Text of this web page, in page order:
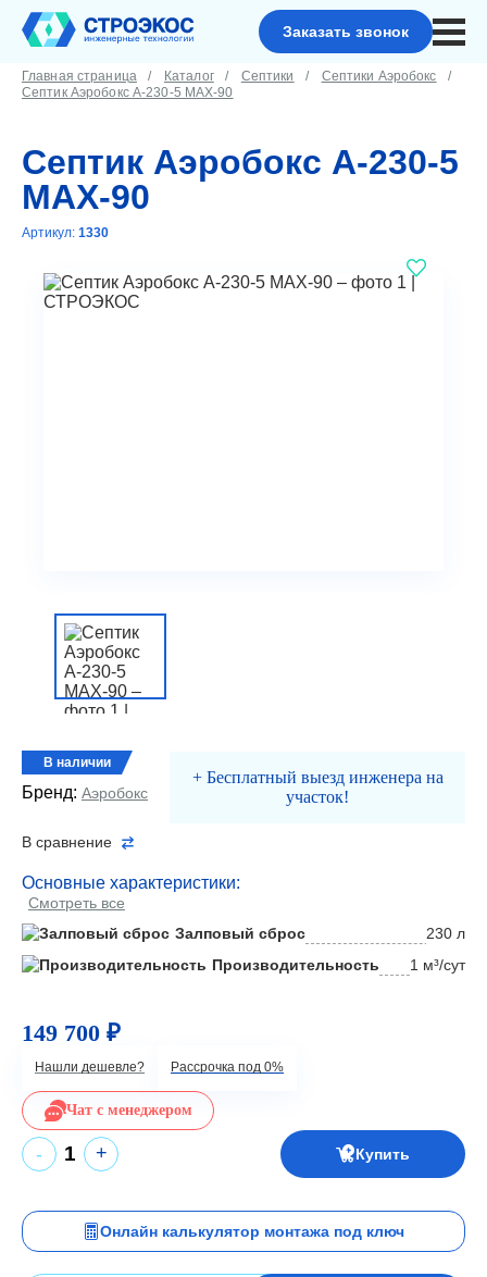
Заказать звонок
Главная страница Каталог Септики
Септики Аэробокс
Септик Аэробокс А-230-5 MAX-90
Септик Аэробокс А-230-5
MAX-90
Артикул: 1330
В наличии
Бренд: Аэробокс
+ Бесплатный выезд инженера на
участок!
В сравнение
Основные характеристики:
Смотреть все
Залповый сброс
230 л
Производительность
1 м³/сут
- +
149 700 ₽
Нашли дешевле? Рассрочка под 0%
Чат с менеджером
Купить
Онлайн калькулятор монтажа под ключ